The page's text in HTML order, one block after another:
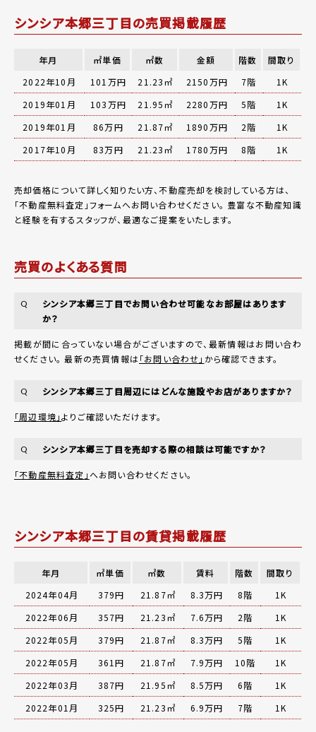
シンシア本郷三丁目の売買掲載履歴
年月 ㎡単価 ㎡数 金額 階数
間取り
2022年10月
101万円 21.23㎡ 2150万円 7階
1K
2019年01月
103万円 21.95㎡ 2280万円 5階
1K
2019年01月
86万円 21.87㎡ 1890万円 2階
1K
2017年10月
83万円 21.23㎡ 1780万円 8階 1K
売却価格について詳しく知りたい方、不動産売却を検討している方は、
「不動産無料査定 」フォームへお問い合わせください。 豊富な不動産知識
と経験を有するスタッフが、最適なご提案をいたします。
売買のよくある質問
Q
シンシア本郷三丁目でお問い合わせ可能なお部屋はあります
か？
掲載が間に合っていない場合がございますので、最新情報はお問い合わ
せください。 最新の売買情報は「お問い合わせ」 から確認できます。
Q シンシア本郷三丁目周辺にはどんな施設やお店がありますか？
「周辺環境」よりご確認いただけます。
Q シンシア本郷三丁目を売却する際の相談は可能ですか？
「不動産無料査定」へお問い合わせください。
シンシア本郷三丁目の賃貸掲載履歴
年月 ㎡単価 ㎡数 賃料 階数
間取り
2024年04月
379円 21.87㎡ 8.3万円 8階
1K
2022年06月
357円 21.23㎡ 7.6万円 2階
1K
2022年05月
379円 21.87㎡ 8.3万円 5階
1K
2022年05月
361円 21.87㎡ 7.9万円 10階
1K
2022年03月
387円 21.95㎡ 8.5万円 6階
1K
2022年01月
325円 21.23㎡ 6.9万円 7階 1K